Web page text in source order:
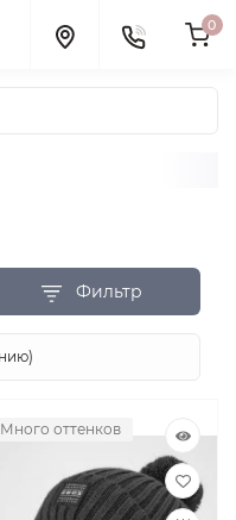
0
Фильтр
Много оттенков